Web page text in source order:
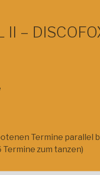
II –
Termine parallel
zum tanzen)